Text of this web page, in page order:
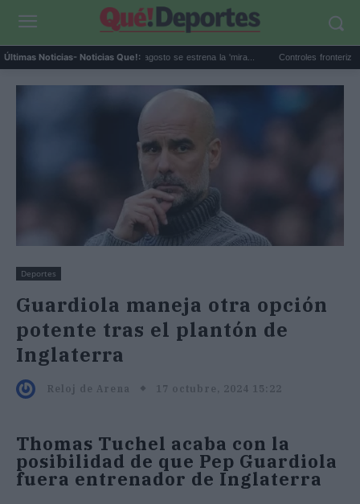
Últimas Noticias- Noticias Que!:
GTA 6 Netflix: el 27 de agosto se estrena la 'mira... Controles fronterizos Italia
Deportes
Guardiola maneja otra opción
potente tras el plantón de
Inglaterra
Reloj de Arena 17 octubre, 2024 15:22
Thomas Tuchel acaba con la
posibilidad de que Pep Guardiola
fuera entrenador de Inglaterra